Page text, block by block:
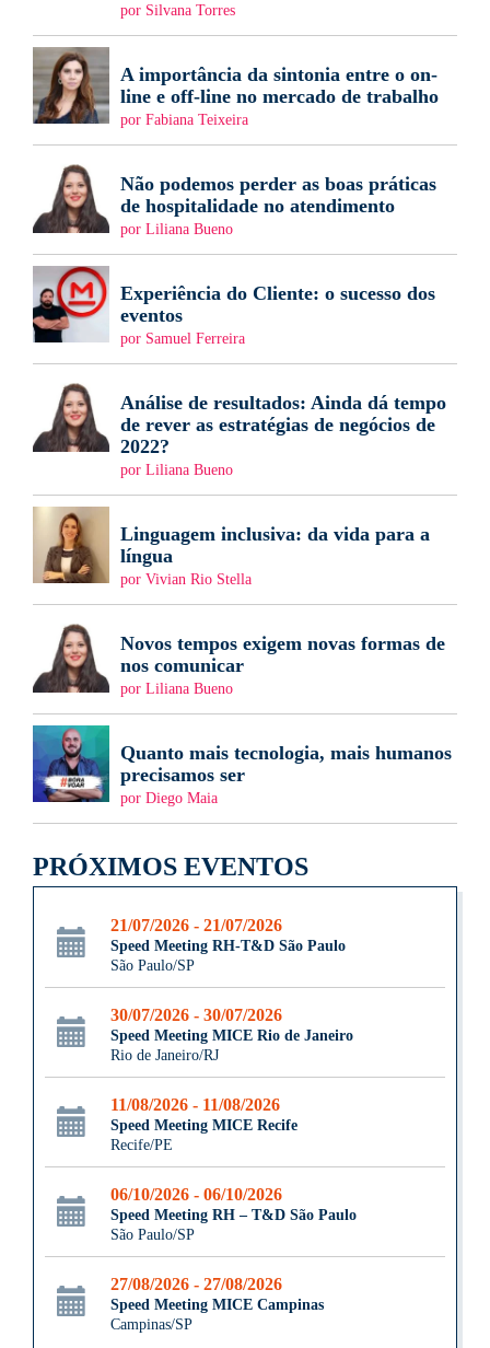
por Silvana Torres
A importância da sintonia entre o on-
line e off-line no mercado de trabalho
por Fabiana Teixeira
Não podemos perder as boas práticas
de hospitalidade no atendimento
por Liliana Bueno
Experiência do Cliente: o sucesso dos
eventos
por Samuel Ferreira
Análise de resultados: Ainda dá tempo
de rever as estratégias de negócios de
2022?
por Liliana Bueno
Linguagem inclusiva: da vida para a
língua
por Vivian Rio Stella
Novos tempos exigem novas formas de
nos comunicar
por Liliana Bueno
Quanto mais tecnologia, mais humanos
precisamos ser
por Diego Maia
PRÓXIMOS EVENTOS
21/07/2026 - 21/07/2026
Speed Meeting RH-T&D São Paulo
São Paulo/SP
30/07/2026 - 30/07/2026
Speed Meeting MICE Rio de Janeiro
Rio de Janeiro/RJ
11/08/2026 - 11/08/2026
Speed Meeting MICE Recife
Recife/PE
06/10/2026 - 06/10/2026
Speed Meeting RH – T&D São Paulo
São Paulo/SP
27/08/2026 - 27/08/2026
Speed Meeting MICE Campinas
Campinas/SP